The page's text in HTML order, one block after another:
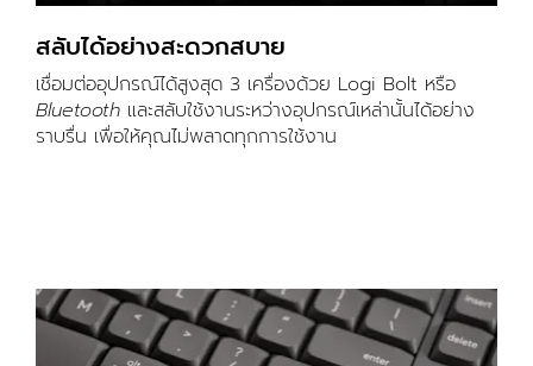
สลับได้อย่างสะดวกสบาย
เชื่อมต่ออุปกรณ์ได้สูงสุด 3 เครื่องด้วย Logi Bolt หรือ
Bluetooth และสลับใช้งานระหว่างอุปกรณ์เหล่านั้นได้อย่าง
ราบรื่น เพื่อให้คุณไม่พลาดทุกการใช้งาน